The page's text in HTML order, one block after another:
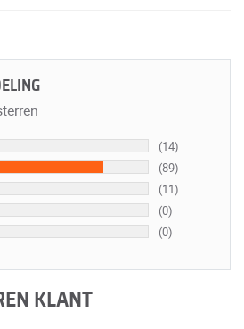
(14)
(89)
(11)
(0)
(0)
KLANT